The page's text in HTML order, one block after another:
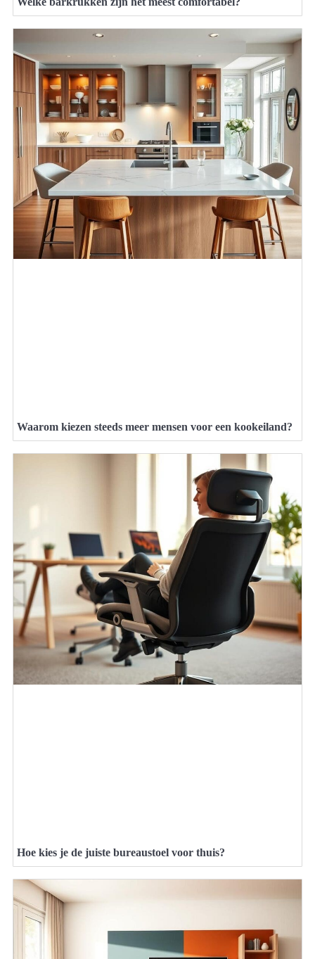
Waarom kiezen steeds meer mensen voor een kookeiland?
Hoe kies je de juiste bureaustoel voor thuis?